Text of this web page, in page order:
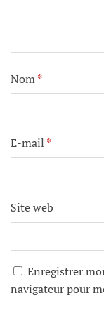
Nom*
E-mail *
Site web
Enregistrer
navigateur pour